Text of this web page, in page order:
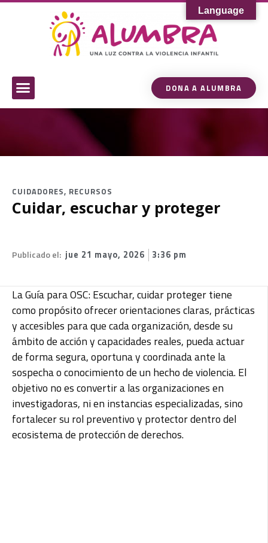
DONA A ALUMBRA
CUIDADORES, RECURSOS
Cuidar, escuchar y proteger
Publicado el: jue 21 mayo, 2026 3:36 pm
La Guía para OSC: Escuchar, cuidar proteger tiene
como propósito ofrecer orientaciones claras, prácticas
y accesibles para que cada organización, desde su
ámbito de acción y capacidades reales, pueda actuar
de forma segura, oportuna y coordinada ante la
sospecha o conocimiento de un hecho de violencia. El
objetivo no es convertir a las organizaciones en
investigadoras, ni en instancias especializadas, sino
fortalecer su rol preventivo y protector dentro del
ecosistema de protección de derechos.
Language